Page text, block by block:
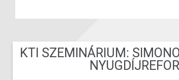
KTI SZEMINÁRIUM: